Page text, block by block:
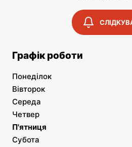
Графік роботи
Понеділок
Вівторок
Середа
Четвер
П'ятниця
Субота